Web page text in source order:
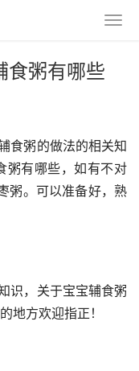
食粥有哪些
食粥的做法的相关知
粥有哪些，如有不对
粥。可以准备好，熟
识，关于宝宝辅食粥
地方欢迎指正！